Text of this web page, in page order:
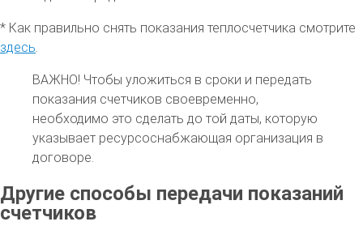
* Как правильно снять показания теплосчетчика смотрите
здесь
ВАЖНО! Чтобы уложиться в сроки и передать
показания счетчиков своевременно,
необходимо это сделать до той даты, которую
указывает ресурсоснабжающая организация в
договоре.
Другие способы передачи показаний
счетчиков